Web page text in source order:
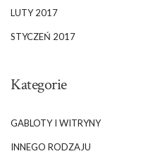
LUTY 2017
STYCZEŃ 2017
Kategorie
GABLOTY I WITRYNY
INNEGO RODZAJU